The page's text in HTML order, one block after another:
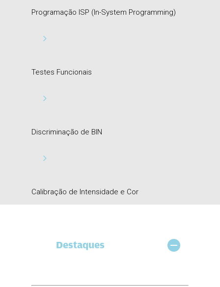
Programação ISP (In-System Programming)
Testes Funcionais
Discriminação de BIN
Calibração de Intensidade e Cor
Destaques